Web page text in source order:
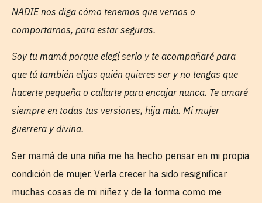
NADIE nos diga cómo tenemos que vernos o
comportarnos, para estar seguras.
Soy tu mamá porque elegí serlo y te acompañaré para
que tú también elijas quién quieres ser y no tengas que
hacerte pequeña o callarte para encajar nunca. Te amaré
siempre en todas tus versiones, hija mía. Mi mujer
guerrera y divina.
Ser mamá de una niña me ha hecho pensar en mi propia
condición de mujer. Verla crecer ha sido resignificar
muchas cosas de mi niñez y de la forma como me